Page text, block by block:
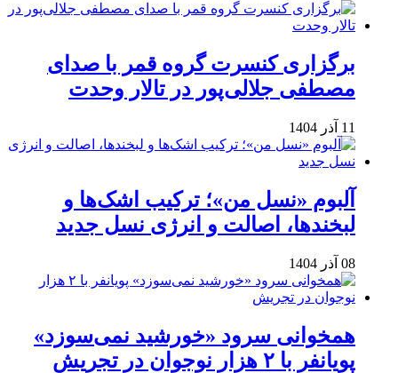
برگزاری کنسرت گروه قمر با صدای
مصطفی جلالی‌پور در تالار وحدت
11 آذر 1404
آلبوم «نسل من»؛ ترکیب اشک‌ها و
لبخندها، اصالت و انرژی نسل جدید
08 آذر 1404
همخوانی سرود «خورشید نمی‌سوزد»
پویانفر با ۲ هزار نوجوان در تجریش